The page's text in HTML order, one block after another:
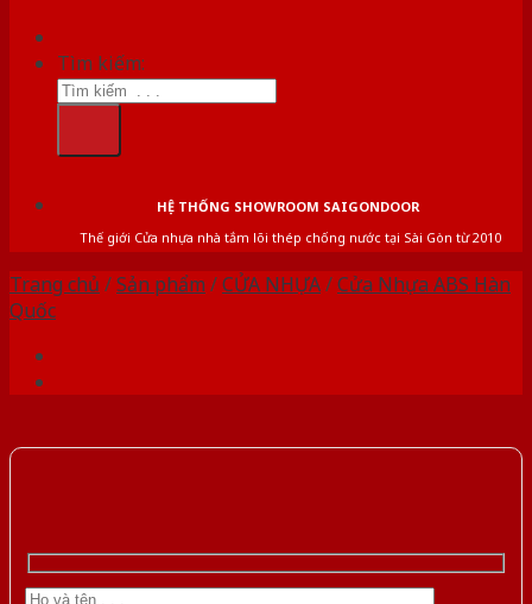
Tìm kiếm:
HỆ THỐNG SHOWROOM SAIGONDOOR
Thế giới Cửa nhựa nhà tắm lõi thép chống nước tại Sài Gòn từ 2010
Trang chủ /Sản phẩm /CỬA NHỰA/Cửa Nhựa ABS Hàn
Quốc